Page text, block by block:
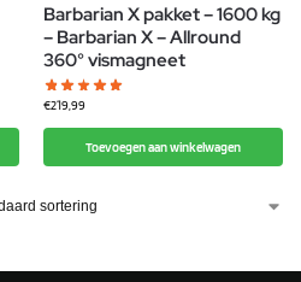
Barbarian X pakket – 1600 kg
– Barbarian X – Allround
360° vismagneet
€219,99
Toevoegen aan winkelwagen